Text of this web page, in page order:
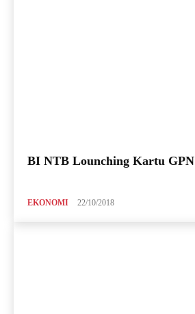
BI NTB Lounching Kartu GPN
EKONOMI 22/10/2018